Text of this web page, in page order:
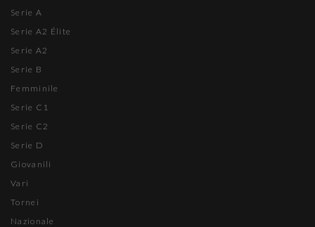
Serie A
Serie A2 Élite
Serie A2
Serie B
Femminile
Serie C1
Serie C2
Serie D
Giovanili
Vari
Tornei
Nazionale